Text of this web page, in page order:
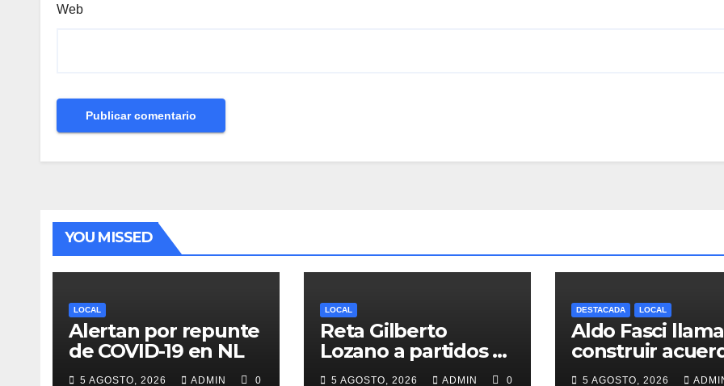
Web
YOU MISSED
LOCAL
Alertan por repunte
de COVID-19 en NL
5 AGOSTO, 2026 ADMIN 0
LOCAL
Reta Gilberto
Lozano a partidos a
debatir método de
5 AGOSTO, 2026 ADMIN 0
DESTACADA LOCAL
Aldo Fasci
construir
para dar
5 AGOSTO, 2026